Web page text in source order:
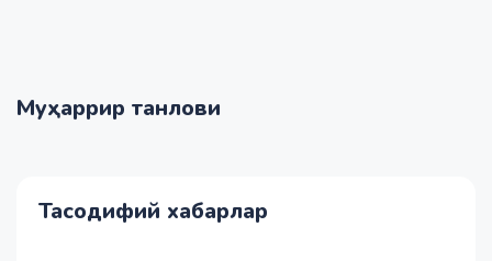
Муҳаррир танлови
Тасодифий хабарлар